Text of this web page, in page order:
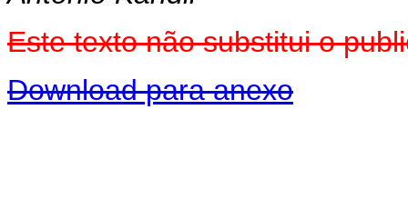
Este texto não substitui o
Download para anexo